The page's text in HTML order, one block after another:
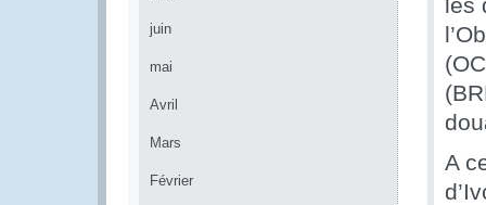
juin
mai
Avril
Mars
Février
A